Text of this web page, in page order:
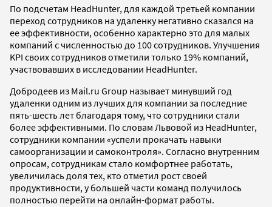
По подсчетам HeadHunter, для каждой третьей компании
переход сотрудников на удаленку негативно сказался на
ее эффективности, особенно характерно это для малых
компаний с численностью до 100 сотрудников. Улучшения
KPI своих сотрудников отметили только 19% компаний,
участвовавших в исследовании HeadHunter.
Добродеев из Mail.ru Group называет минувший год
удаленки одним из лучших для компании за последние
пять-шесть лет благодаря тому, что сотрудники стали
более эффективными. По словам Львовой из HeadHunter,
сотрудники компании «успели прокачать навыки
самоорганизации и самоконтроля». Согласно внутренним
опросам, сотрудникам стало комфортнее работать,
увеличилась доля тех, кто отметил рост своей
продуктивности, у большей части команд получилось
полностью перейти на онлайн-формат работы.